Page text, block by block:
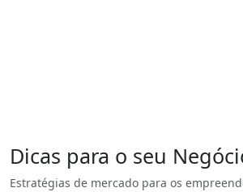
Dicas para o seu
Estratégias de mercado para os